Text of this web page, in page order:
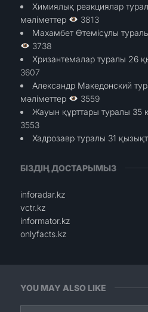
YOU MAY ALSO LIKE
Химиялық реакциялар
мәліметтер
3813
Махамбет Өтемісұлы
3738
Хризантемалар туралы 26
3607
Александр Македонский
мәліметтер
3559
Жауын құрттары туралы 35
3553
Хадрозавр туралы 31
БІЗДІҢ ДОСТАРЫМЫЗ
inforadar.kz
vctr.kz
informator.kz
onlyfacts.kz